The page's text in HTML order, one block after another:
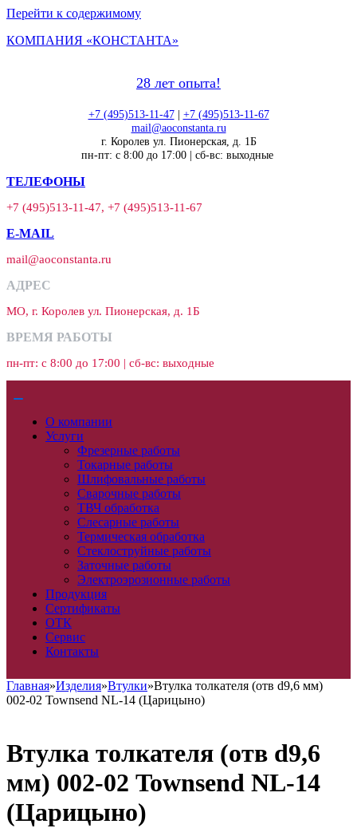
Перейти к содержимому
КОМПАНИЯ «КОНСТАНТА»
28 лет опыта!
+7 (495)513-11-47| +7 (495)513-11-67
mail@aoconstanta.ru
г. Королев ул. Пионерская, д. 1Б
пн-пт: с 8:00 до 17:00 | сб-вс: выходные
ТЕЛЕФОНЫ
+7 (495)513-11-47, +7 (495)513-11-67
E-MAIL
mail@aoconstanta.ru
АДРЕС
МО, г. Королев ул. Пионерская, д. 1Б
ВРЕМЯ РАБОТЫ
пн-пт: с 8:00 до 17:00 | сб-вс: выходные
О компании
Услуги
Фрезерные работы
Токарные работы
Шлифовальные работы
Сварочные работы
ТВЧ обработка
Слесарные работы
Термическая обработка
Стеклоструйные работы
Заточные работы
Электроэрозионные работы
Продукция
Сертификаты
ОТК
Сервис
Контакты
Главная»Изделия»Втулки»Втулка толкателя (отв d9,6 мм)
002-02 Townsend NL-14 (Царицыно)
Втулка толкателя (отв d9,6
мм) 002-02 Townsend NL-14
(Царицыно)